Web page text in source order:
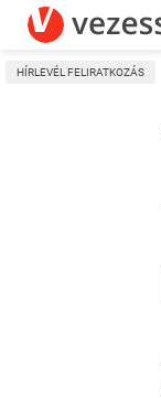
HÍRLEVÉL FELIRATKOZÁS